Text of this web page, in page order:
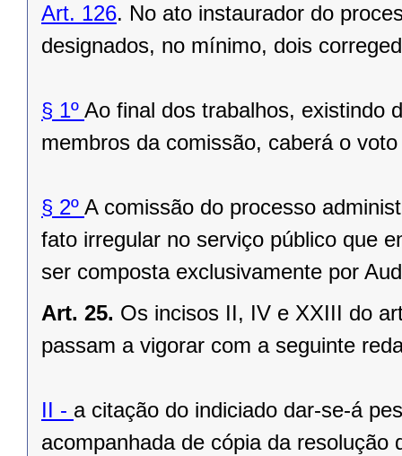
Art. 126. No ato instaurador do
designados, no mínimo, dois
§ 1º Ao final dos trabalhos, existindo
membros da comissão, caberá o
§ 2º A comissão do processo
fato irregular no serviço público que
ser composta exclusivamente por
Art. 25. Os incisos II, IV e XXIII do
passam a vigorar com a seguinte
II - a citação do indiciado dar-se-á
acompanhada de cópia da